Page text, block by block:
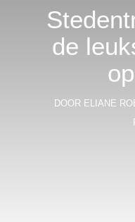
de
DOOR ELIANE